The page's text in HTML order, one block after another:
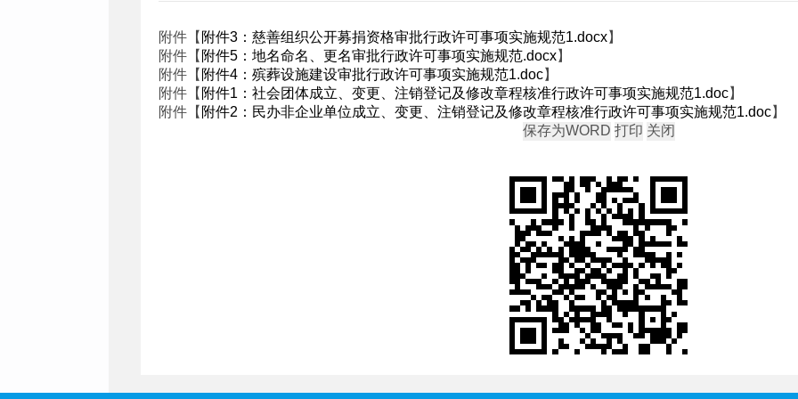
附件【 附件3：慈善组织公开募捐资格审批行政许可事项实施规范1.docx】
附件【 附件5：地名命名、更名审批行政许可事项实施规范.docx】
附件【 附件4：殡葬设施建设审批行政许可事项实施规范1.doc】
附件【 附件1：社会团体成立、变更、注销登记及修改章程核准行政许可事项实施规范1.doc】
附件【 附件2：民办非企业单位成立、变更、注销登记及修改章程核准行政许可事项实施规范1.doc】